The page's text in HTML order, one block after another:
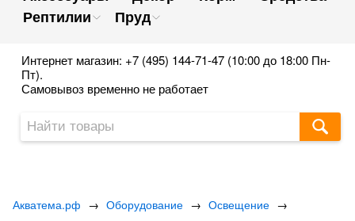
Рептилии
Пруд
Интернет магазин: +7 (495) 144-71-47 (10:00 до 18:00 Пн-
Пт).
Самовывоз временно не работает
Акватема.рф → Оборудование → Освещение →